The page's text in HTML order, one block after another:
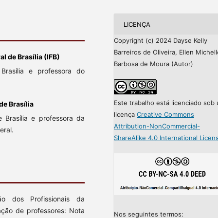
de Brasília (IFB)
e professora do
Brasília
Brasília e professora da
dos Profissionais da
de professores: Nota
LICENÇA
Copyright (c) 2024 Dayse Kelly
Barreiros de Oliveira, Ellen
Barbosa de Moura (Autor)
Este trabalho está licenciado sob
licença Creative Commons
Attribution-NonCommercial-
ShareAlike 4.0 International
Nos seguintes termos: